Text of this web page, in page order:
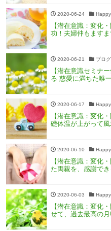
2020-06-24
【潜在意識：変化
功！夫婦仲もます
2020-06-21 ブログ
【潜在意識セミナ
る 慈愛に満ちた唯
2020-06-17
【潜在意識：変化
礎体温が上がって
2020-06-10
【潜在意識：変化
た両親を、感謝でき
2020-06-03
【潜在意識：変化
せて、過去最高の月